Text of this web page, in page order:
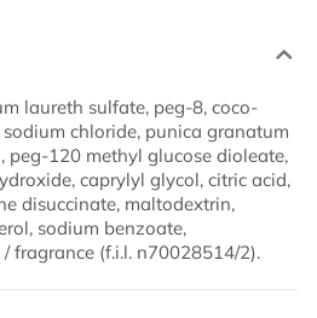
laureth sulfate, peg-8, coco-
chloride, punica granatum
peg-120 methyl glucose dioleate,
caprylyl glycol, citric acid,
disuccinate, maltodextrin,
sodium benzoate,
fragrance (f.i.l. n70028514/2).